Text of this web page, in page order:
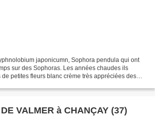
japonicumn, Sophora pendula qui ont
sur des Sophoras. Les années chaudes ils
petites fleurs blanc crème très appréciées des
AUX JARDINS DE VALMER à CHANÇAY (37)